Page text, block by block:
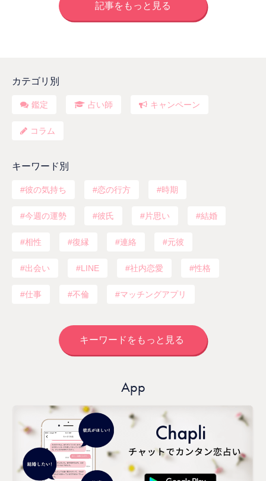
記事をもっと見る
カテゴリ別
鑑定 占い師 キャンペーン
コラム
キーワード別
彼の気持ち 恋の行方 時期
今週の運勢 彼氏 片思い 結婚
相性 復縁 連絡 元彼
出会い LINE 社内恋愛 性格
仕事 不倫 マッチングアプリ
キーワードをもっと見る
App